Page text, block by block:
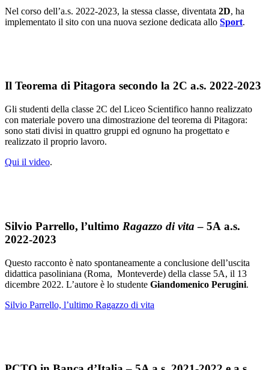
Nel corso dell’a.s. 2022-2023, la stessa classe, diventata 2D, ha
implementato il sito con una nuova sezione dedicata allo Sport.
Il Teorema di Pitagora secondo la 2C a.s. 2022-2023
Gli studenti della classe 2C del Liceo Scientifico hanno realizzato
con materiale povero una dimostrazione del teorema di Pitagora:
sono stati divisi in quattro gruppi ed ognuno ha progettato e
realizzato il proprio lavoro.
Qui il video.
Silvio Parrello, l’ultimo Ragazzo di vita– 5A a.s.
2022-2023
Questo racconto è nato spontaneamente a conclusione dell’uscita
didattica pasoliniana (Roma, Monteverde) della classe 5A, il 13
dicembre 2022. L’autore è lo studente Giandomenico Perugini.
Silvio Parrello, l’ultimo Ragazzo di vita